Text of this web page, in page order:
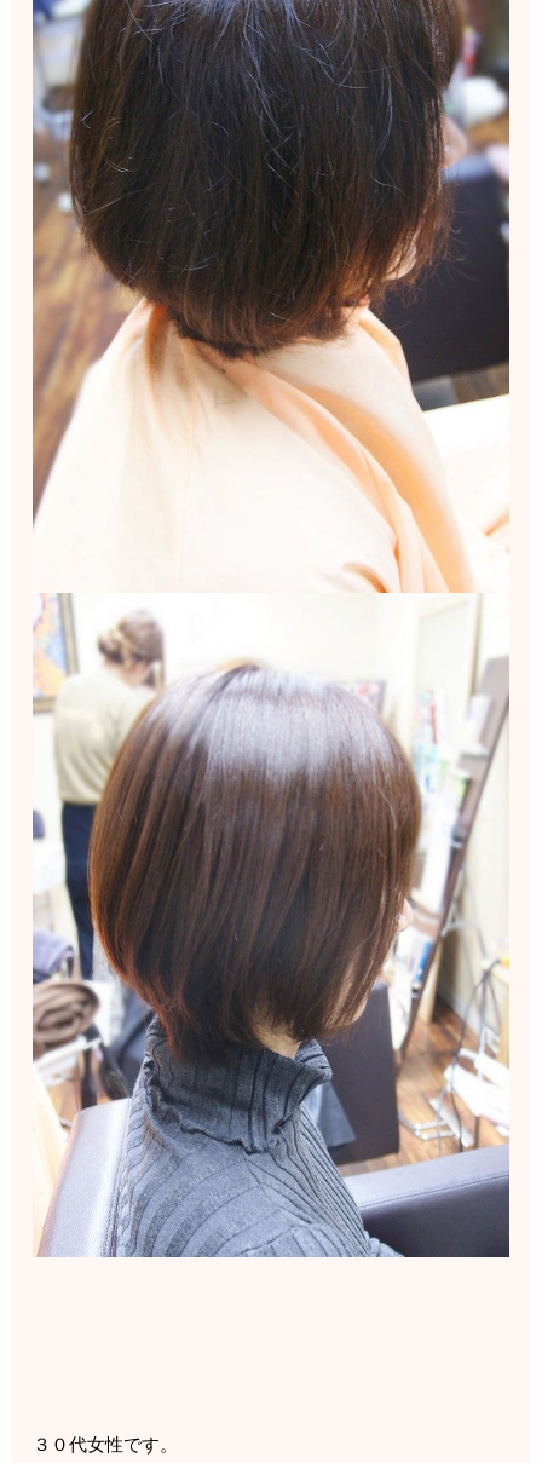
３０代女性です。